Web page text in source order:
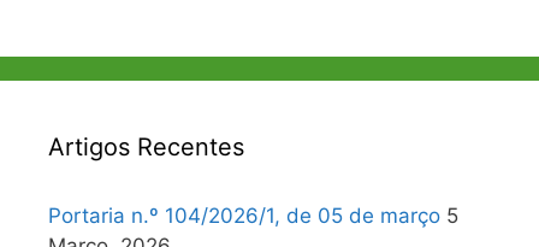
Artigos Recentes
Portaria n.º 104/2026/1, de 05 de março 5